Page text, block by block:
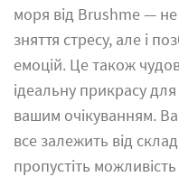
моря від Brushme —
зняття стресу, але і
емоцій. Це також
ідеальну прикрасу для
вашим очікуванням.
все залежить від
пропустіть